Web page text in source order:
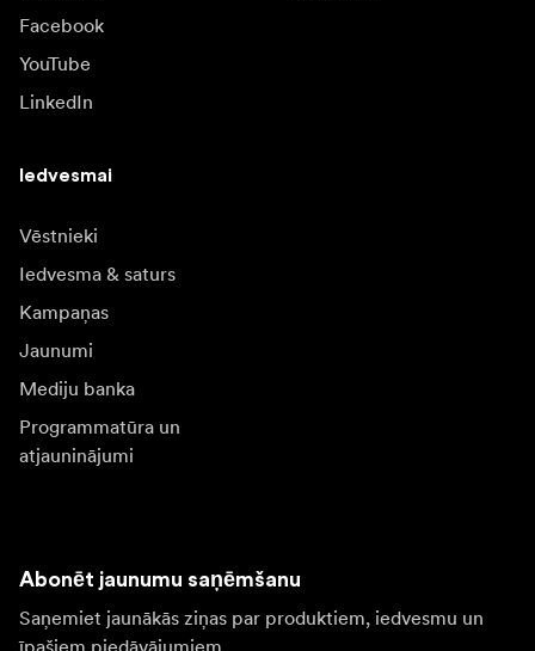
Facebook
YouTube
LinkedIn
Iedvesmai
Vēstnieki
Iedvesma & saturs
Kampaņas
Jaunumi
Mediju banka
Programmatūra un
atjauninājumi
Abonēt jaunumu saņēmšanu
Saņemiet jaunākās ziņas par produktiem, iedvesmu un
īpašiem piedāvājumiem.